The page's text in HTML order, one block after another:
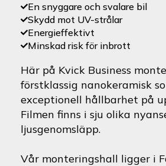
En snyggare och svalare bil
Skydd mot UV-strålar
Energieffektivt
Minskad risk för inbrott
Här på Kvick Business
förstklassig nanokeramisk
exceptionell hållbarhet på
Filmen finns i sju olika
ljusgenomsläpp.
Vår monteringshall ligger i